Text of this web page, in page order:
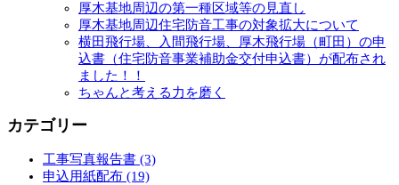
厚木基地周辺の第一種区域等の見直し
厚木基地周辺住宅防音工事の対象拡大について
横田飛行場、入間飛行場、厚木飛行場（町田）の申
込書（住宅防音事業補助金交付申込書）が配布され
ました！！
ちゃんと考える力を磨く
カテゴリー
工事写真報告書 (3)
申込用紙配布 (19)